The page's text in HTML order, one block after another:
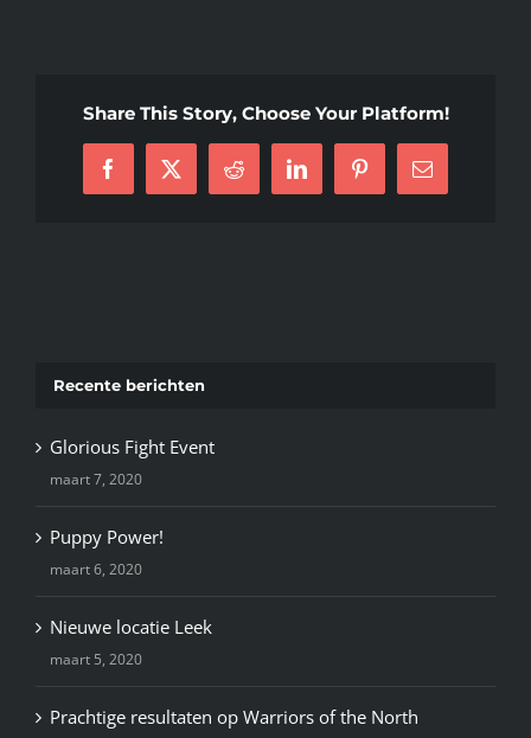
Share This Story, Choose Your Platform!
Facebook
X Reddit LinkedInPinterest
E-
mail
Recente berichten
Glorious Fight Event
maart 7, 2020
Puppy Power!
maart 6, 2020
Nieuwe locatie Leek
maart 5, 2020
Prachtige resultaten op Warriors of the North